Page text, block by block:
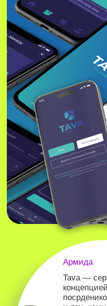
Армида
Tava — сервис с
концепцией, оно
посрдеником для
и тех, кому нужно
в другой город или
материк. Нашей
создание
и нативного дизайна,
пользователь,
впервые, точно
либо сложностей
О проекте
Идея разработки этого
возникла тогда, когда мы
было бы неплохо создать